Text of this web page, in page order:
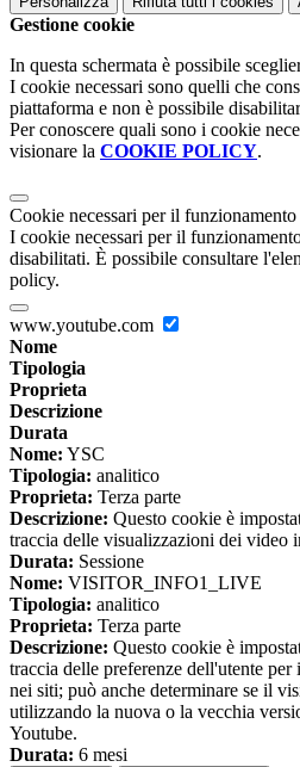
Gestione cookie
In questa schermata è possibile
I cookie necessari sono quelli che
piattaforma e non è possibile
Per conoscere quali sono i cookie
visionare la COOKIE POLICY.
Cookie necessari per il funzionamento
I cookie necessari per il
disabilitati. È possibile consultare
policy.
www.youtube.com
Nome
Tipologia
Proprieta
Descrizione
Durata
Nome: YSC
Tipologia: analitico
Proprieta: Terza parte
Descrizione: Questo cookie è
traccia delle visualizzazioni dei video
Durata: Sessione
Nome: VISITOR_INFO1_LIVE
Tipologia: analitico
Proprieta: Terza parte
Descrizione: Questo cookie è
traccia delle preferenze dell'utente
nei siti; può anche determinare se il
utilizzando la nuova o la vecchia
Youtube.
Durata: 6 mesi